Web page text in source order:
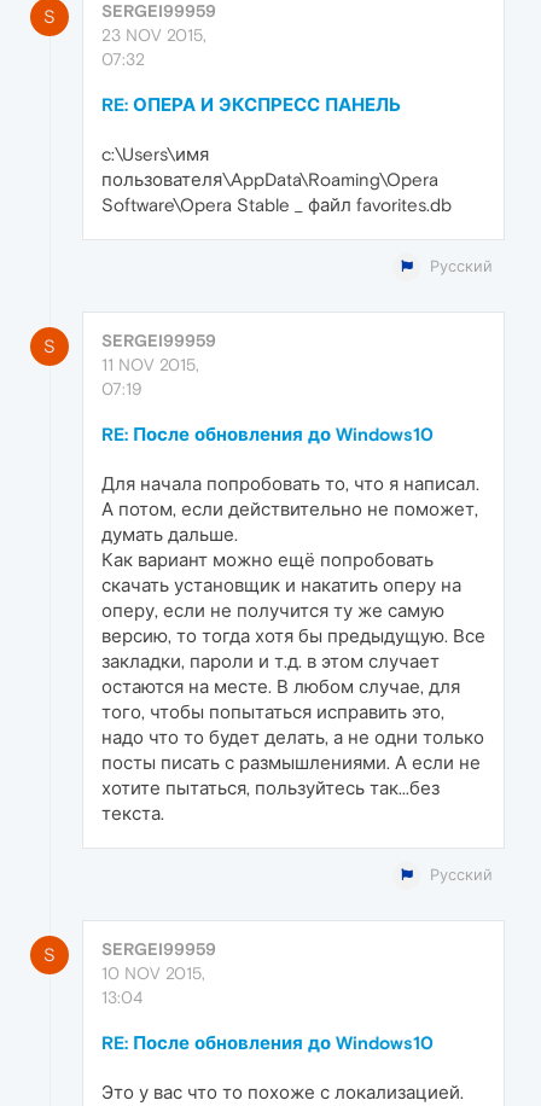
S
SERGEI99959
23 NOV 2015,
07:32
RE: ОПЕРА И ЭКСПРЕСС ПАНЕЛЬ
c:\Users\имя
пользователя\AppData\Roaming\Opera
Software\Opera Stable _ файл favorites.db
Русский
S
SERGEI99959
11 NOV 2015,
07:19
RE: После обновления до Windows10
Для начала попробовать то, что я написал.
А потом, если действительно не поможет,
думать дальше.
Как вариант можно ещё попробовать
скачать установщик и накатить оперу на
оперу, если не получится ту же самую
версию, то тогда хотя бы предыдущую. Все
закладки, пароли и т.д. в этом случает
остаются на месте. В любом случае, для
того, чтобы попытаться исправить это,
надо что то будет делать, а не одни только
посты писать с размышлениями. А если не
хотите пытаться, пользуйтесь так...без
текста.
Русский
S
SERGEI99959
10 NOV 2015,
13:04
RE: После обновления до Windows10
Это у вас что то похоже с локализацией.